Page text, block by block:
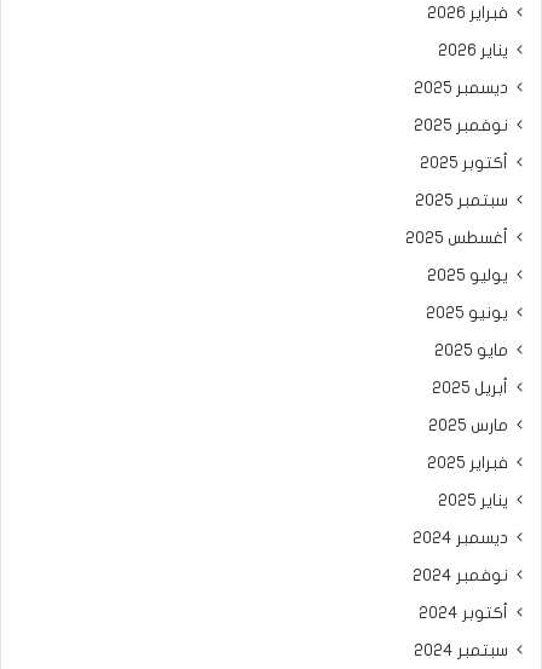
فبراير 2026
يناير 2026
ديسمبر 2025
نوفمبر 2025
أكتوبر 2025
سبتمبر 2025
أغسطس 2025
يوليو 2025
يونيو 2025
مايو 2025
أبريل 2025
مارس 2025
فبراير 2025
يناير 2025
ديسمبر 2024
نوفمبر 2024
أكتوبر 2024
سبتمبر 2024